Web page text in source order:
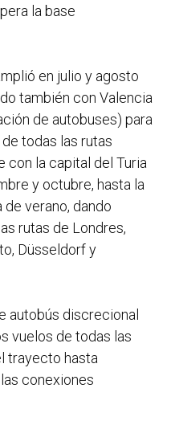
la base
en julio y agosto
también con Valencia
de autobuses) para
todas las rutas
con la capital del Turia
y octubre, hasta la
verano, dando
rutas de Londres,
Düsseldorf y
autobús discrecional
vuelos de todas las
trayecto hasta
conexiones